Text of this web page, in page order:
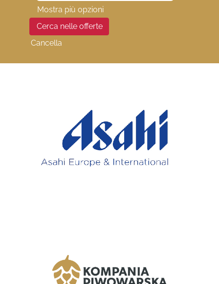
Mostra più opzioni
Cancella